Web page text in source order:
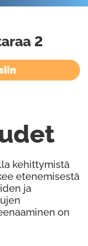
2
kehittymistä
etenemisestä
ja
on